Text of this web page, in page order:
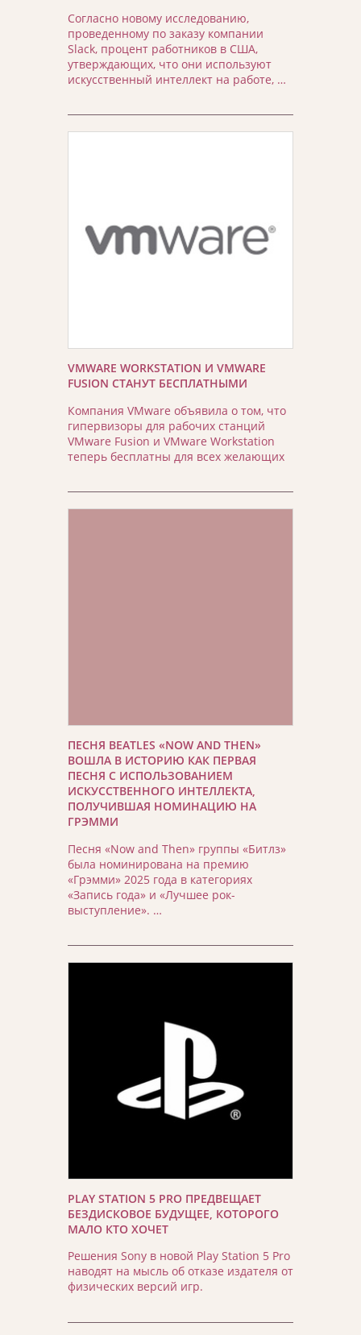
Согласно новому исследованию,
проведенному по заказу компании
Slack, процент работников в США,
утверждающих, что они используют
искусственный интеллект на работе, …
VMWARE WORKSTATION И VMWARE
FUSION СТАНУТ БЕСПЛАТНЫМИ
Компания VMware объявила о том, что
гипервизоры для рабочих станций
VMware Fusion и VMware Workstation
теперь бесплатны для всех желающих
ПЕСНЯ BEATLES «NOW AND THEN»
ВОШЛА В ИСТОРИЮ КАК ПЕРВАЯ
ПЕСНЯ С ИСПОЛЬЗОВАНИЕМ
ИСКУССТВЕННОГО ИНТЕЛЛЕКТА,
ПОЛУЧИВШАЯ НОМИНАЦИЮ НА
ГРЭММИ
Песня «Now and Then» группы «Битлз»
была номинирована на премию
«Грэмми» 2025 года в категориях
«Запись года» и «Лучшее рок-
выступление». …
PLAY STATION 5 PRO ПРЕДВЕЩАЕТ
БЕЗДИСКОВОЕ БУДУЩЕЕ, КОТОРОГО
МАЛО КТО ХОЧЕТ
Решения Sony в новой Play Station 5 Pro
наводят на мысль об отказе издателя от
физических версий игр.